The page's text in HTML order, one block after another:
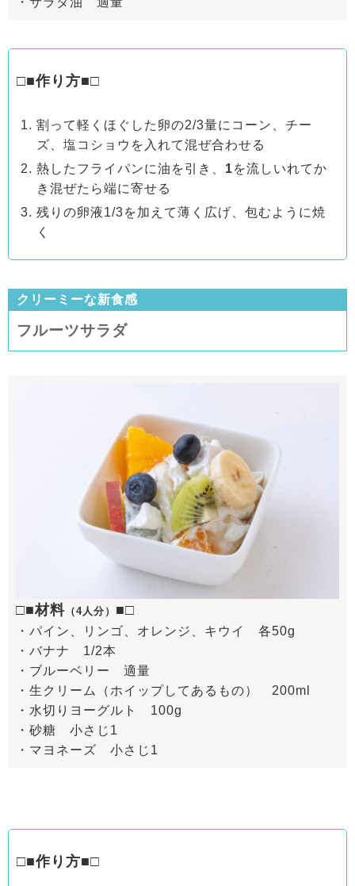
□■作り方■□
割って軽くほぐした卵の2/3量にコーン、チー
ズ、塩コショウを入れて混ぜ合わせる
熱したフライパンに油を引き、 1を流しいれてか
き混ぜたら端に寄せる
残りの卵液1/3を加えて薄く広げ、包むように焼
く
クリーミーな新食感
フルーツサラダ
□■材料 （4人分） ■□
・パイン、リンゴ、オレンジ、キウイ 各50g
・バナナ 1/2本
・ブルーベリー 適量
・生クリーム（ホイップしてあるもの） 200ml
・水切りヨーグルト 100g
・砂糖 小さじ1
・マヨネーズ 小さじ1
□■作り方■□